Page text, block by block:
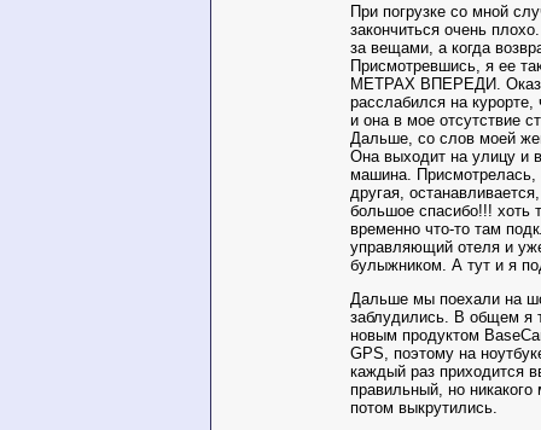
При погрузке со мной
закончиться очень
за вещами, а когда
Присмотревшись, я ее
МЕТРАХ ВПЕРЕДИ.
расслабился на
и она в мое отсутствие
Дальше, со слов моей
Она выходит на улицу и
машина. Присмотрелась,
другая,
большое спасибо!!! хоть
временно что-то там
управляющий отеля и
булыжником. А тут и я
Дальше мы поехали на
заблудились. В общем я
новым продуктом
GPS, поэтому на
каждый раз приходится
правильный, но
потом выкрутились.